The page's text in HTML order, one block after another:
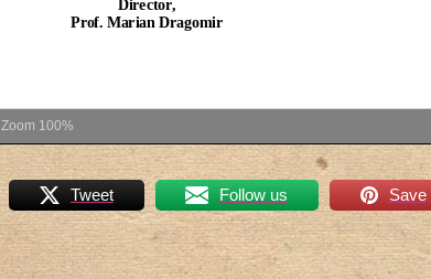
Zoom 100%
Tweet Follow us Save